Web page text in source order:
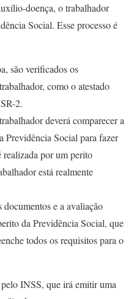
doença, o trabalhador
Social. Esse processo é
são verificados os
como o atestado
2.
deverá comparecer a
Previdência Social para fazer
realizada por um perito
está realmente
e a avaliação
da Previdência Social, que
todos os requisitos para o
INSS, que irá emitir uma